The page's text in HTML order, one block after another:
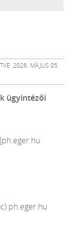
2026. MÁJUS 05.
ügyintézői
ph.eger.hu